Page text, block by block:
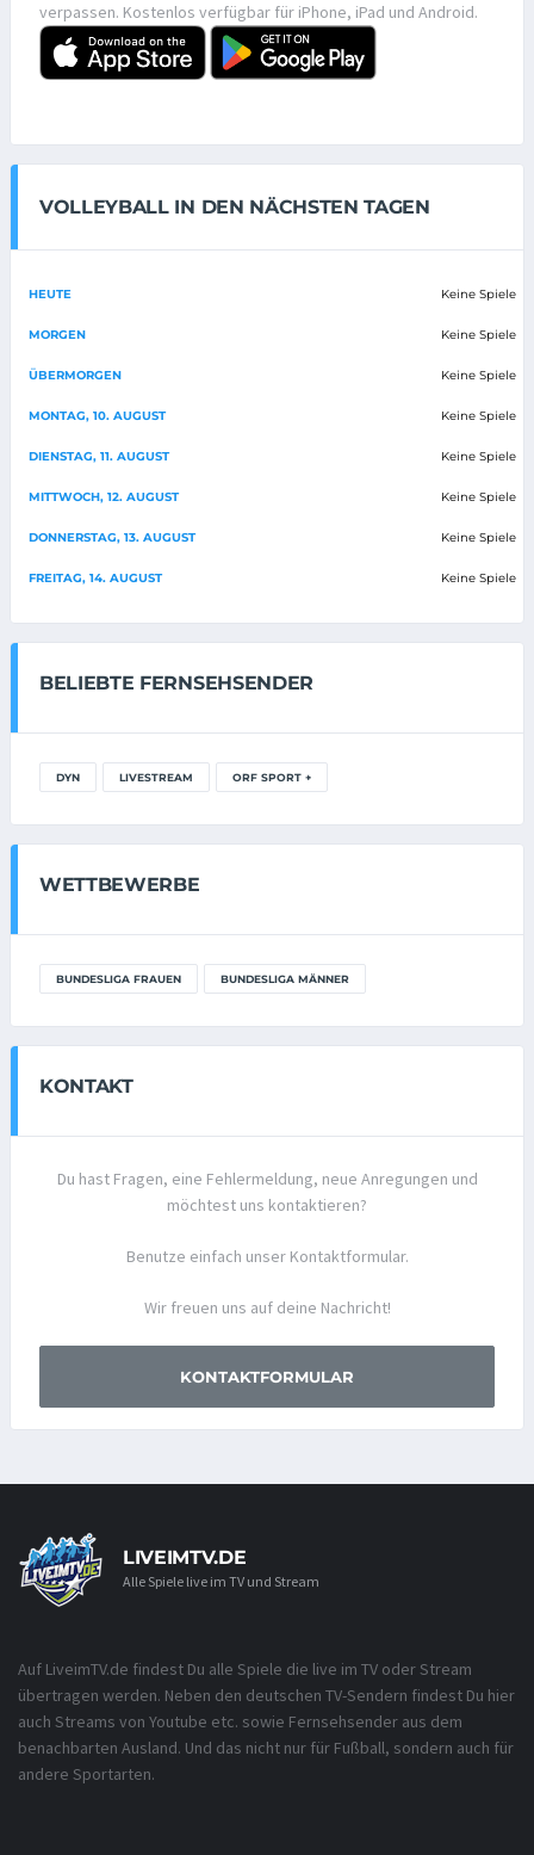
verpassen. Kostenlos verfügbar für iPhone, iPad und Android.
VOLLEYBALL IN DEN NÄCHSTEN TAGEN
HEUTE Keine Spiele
MORGEN Keine Spiele
ÜBERMORGEN Keine Spiele
MONTAG, 10. AUGUST Keine Spiele
DIENSTAG, 11. AUGUST Keine Spiele
MITTWOCH, 12. AUGUST Keine Spiele
DONNERSTAG, 13. AUGUST Keine Spiele
FREITAG, 14. AUGUST Keine Spiele
BELIEBTE FERNSEHSENDER
DYN LIVESTREAM ORF SPORT +
WETTBEWERBE
BUNDESLIGA FRAUEN BUNDESLIGA MÄNNER
KONTAKT
Du hast Fragen, eine Fehlermeldung, neue Anregungen und
möchtest uns kontaktieren?
Benutze einfach unser Kontaktformular.
Wir freuen uns auf deine Nachricht!
KONTAKTFORMULAR
LIVEIMTV.DE
Alle Spiele live im TV und Stream
Auf LiveimTV.de findest Du alle Spiele die live im TV oder Stream
übertragen werden. Neben den deutschen TV-Sendern findest Du hier
auch Streams von Youtube etc. sowie Fernsehsender aus dem
benachbarten Ausland. Und das nicht nur für Fußball, sondern auch für
andere Sportarten.